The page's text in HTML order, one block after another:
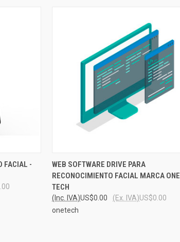
FACIAL -
QUICK VIEW ADD TO CART
Compare
WEB SOFTWARE DRIVE PARA
RECONOCIMIENTO FACIAL MARCA ONE
TECH
US$0.00
(Inc. IVA) US$0.00
(Ex. IVA)
onetech